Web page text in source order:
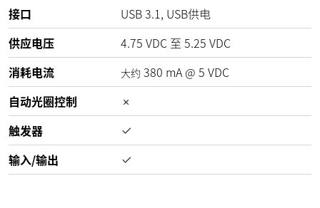
接口
USB 3.1, USB供电
供应电压
4.75 VDC 至 5.25 VDC
消耗电流
大约 380 mA@ 5 VDC
自动光圈控制
触发器
输入/输出